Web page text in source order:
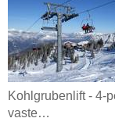
Kohlgrubenlift - 4-
vaste…